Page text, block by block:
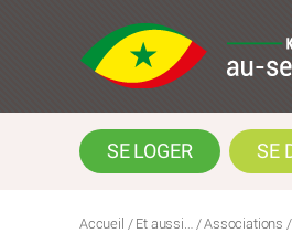
SE LOGER SE
Accueil / Et aussi…/Associations /